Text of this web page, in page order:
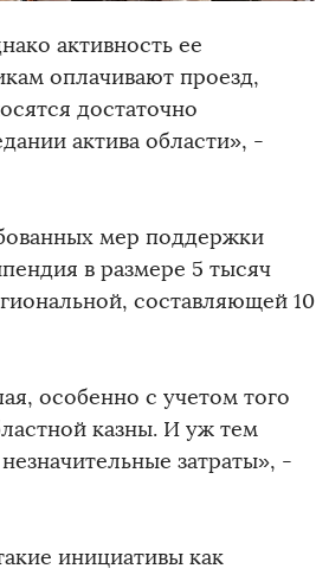
активность ее
оплачивают проезд,
достаточно
актива области», -
мер поддержки
в размере 5 тысяч
составляющей 10
особенно с учетом того
казны. И уж тем
затраты», -
инициативы как